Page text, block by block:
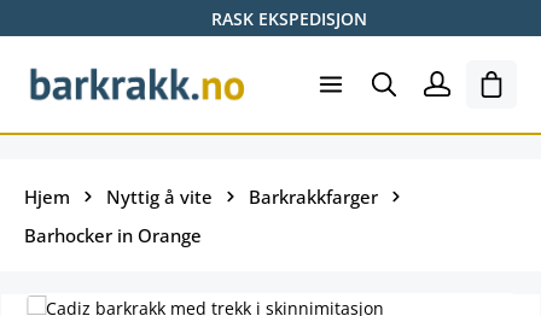
RASK EKSPEDISJON
Hjem Nyttig å vite
Barkrakkfarger
Barhocker in Orange